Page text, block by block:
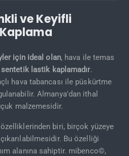
ve Keyifli
için ideal olan, hava ile temas
sentetik lastik kaplamadır.
hava tabancası ile püskürtme
Almanya'dan ithal
malzemesidir.
biri, birçok yüzeye
Bu özelliği
alanına sahiptir. mibenco©,